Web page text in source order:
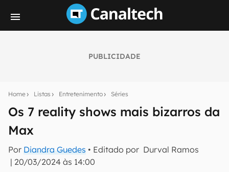
PUBLICIDADE
Home Listas Entretenimento Séries
Os 7 reality shows mais bizarros da
Max
Por Diandra Guedes • Editado por Durval Ramos
| 20/03/2024 às 14:00
notícias e reviews sobre tecnologia em primeira
mão.
E-mail